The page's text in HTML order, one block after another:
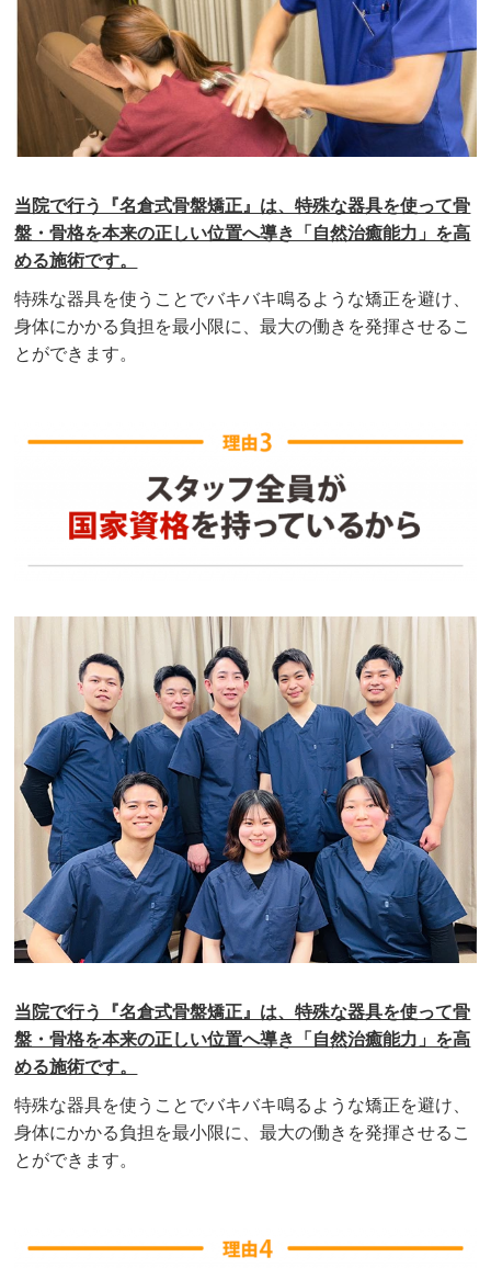
当院で行う『名倉式骨盤矯正』は、特殊な器具を使って骨
盤・骨格を本来の正しい位置へ導き「自然治癒能力」を高
める施術です。
特殊な器具を使うことでバキバキ鳴るような矯正を避け、
身体にかかる負担を最小限に、最大の働きを発揮させるこ
とができます。
当院で行う『名倉式骨盤矯正』は、特殊な器具を使って骨
盤・骨格を本来の正しい位置へ導き「自然治癒能力」を高
める施術です。
特殊な器具を使うことでバキバキ鳴るような矯正を避け、
身体にかかる負担を最小限に、最大の働きを発揮させるこ
とができます。